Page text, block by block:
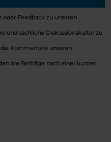
Feedback zu unseren
und sachliche Diskussionskultur zu
Kommentare unseren
die Beiträge nach einer kurzen